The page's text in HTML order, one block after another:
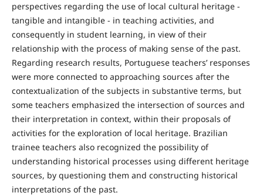
perspectives regarding the use of local cultural heritage -
tangible and intangible - in teaching activities, and
consequently in student learning, in view of their
relationship with the process of making sense of the past.
Regarding research results, Portuguese teachers’ responses
were more connected to approaching sources after the
contextualization of the subjects in substantive terms, but
some teachers emphasized the intersection of sources and
their interpretation in context, within their proposals of
activities for the exploration of local heritage. Brazilian
trainee teachers also recognized the possibility of
understanding historical processes using different heritage
sources, by questioning them and constructing historical
interpretations of the past.